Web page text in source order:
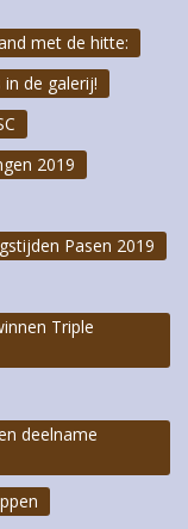
met de hitte:
de galerij!
2019
Pasen 2019
Triple
deelname